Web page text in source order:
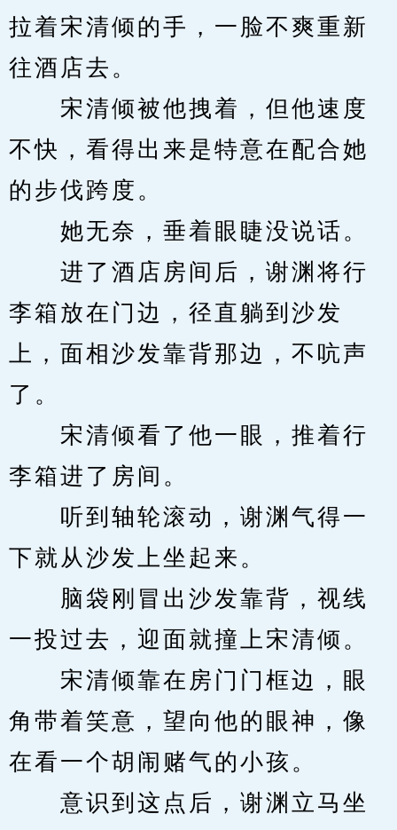
拉着宋清倾的手，一脸不爽重新
往酒店去。
宋清倾被他拽着，但他速度
不快，看得出来是特意在配合她
的步伐跨度。
她无奈，垂着眼睫没说话。
进了酒店房间后，谢渊将行
李箱放在门边，径直躺到沙发
上，面相沙发靠背那边，不吭声
了。
宋清倾看了他一眼，推着行
李箱进了房间。
听到轴轮滚动，谢渊气得一
下就从沙发上坐起来。
脑袋刚冒出沙发靠背，视线
一投过去，迎面就撞上宋清倾。
宋清倾靠在房门门框边，眼
角带着笑意，望向他的眼神，像
在看一个胡闹赌气的小孩。
意识到这点后，谢渊立马坐